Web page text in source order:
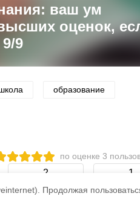
Продолжая
ваш ум
оценок,
9
образование
по оценке 3
2 1